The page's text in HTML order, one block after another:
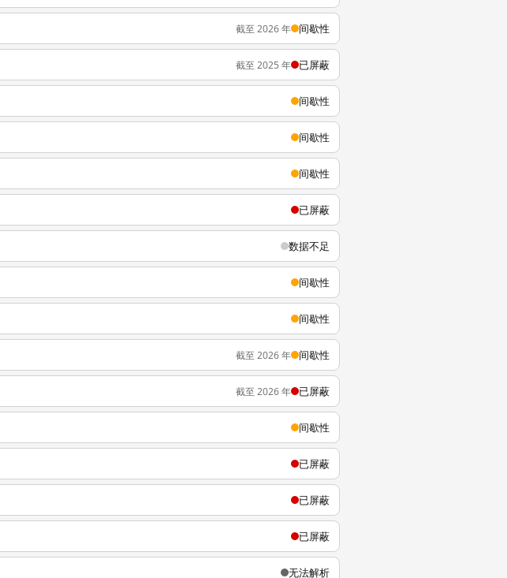
截至 2026 年 间歇性
截至 2025 年 已屏蔽
间歇性
间歇性
间歇性
已屏蔽
数据不足
间歇性
间歇性
截至 2026 年 间歇性
截至 2026 年 已屏蔽
间歇性
已屏蔽
已屏蔽
已屏蔽
无法解析